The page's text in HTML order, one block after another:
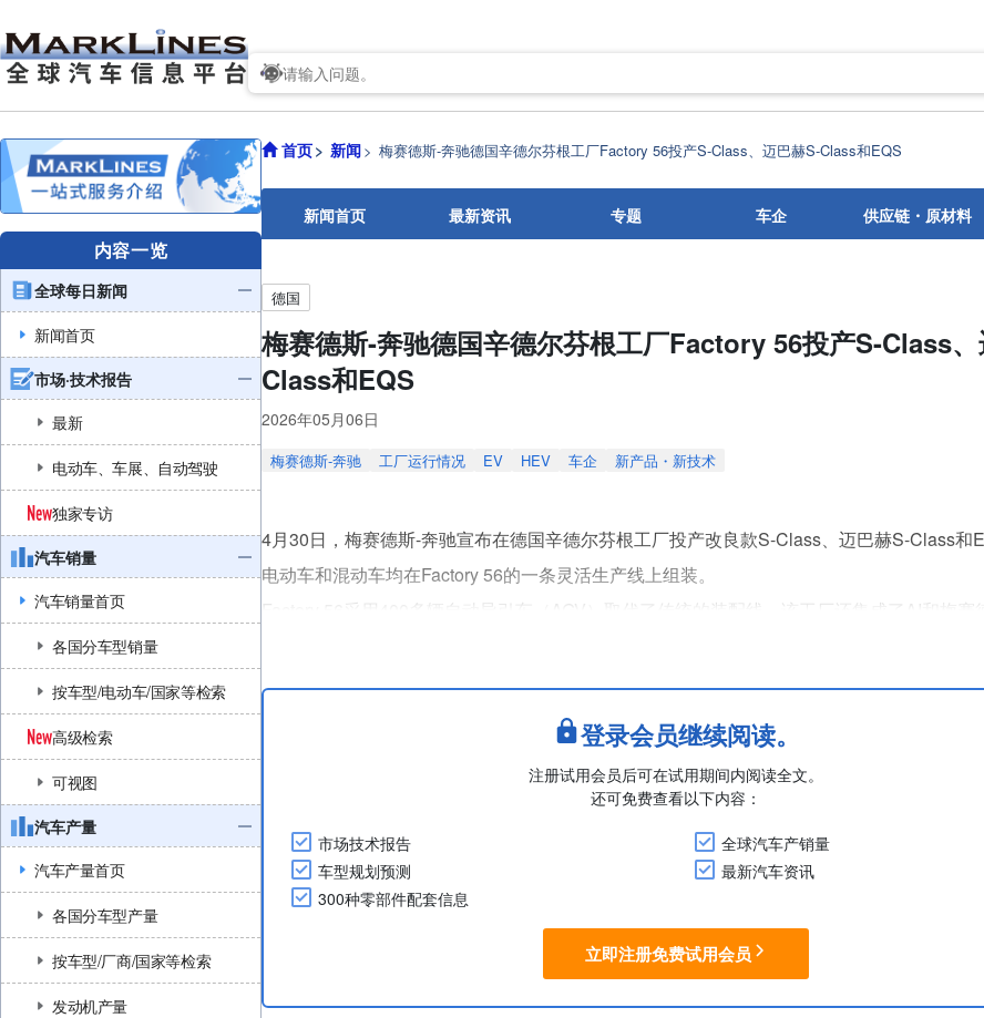
内容一览
全球每日新闻
新闻首页
市场·技术报告
最新
电动车、车展、自动驾驶
独家专访
汽车销量
汽车销量首页
各国分车型销量
按车型/电动车/国家等检索
高级检索
可视图
汽车产量
汽车产量首页
各国分车型产量
按车型/厂商/国家等检索
发动机产量
首页 新闻 梅赛德斯-奔驰德国辛德尔芬根工厂Factory 56投产S-Class、迈巴赫S-Class和EQS
新闻首页 最新资讯 专题 车企 供应链・原材料
德国
梅赛德斯-奔驰德国辛德尔芬根工厂Factory 56投产S-Class
Class和EQS
2026年05月06日
梅赛德斯-奔驰 工厂运行情况 EV HEV 车企 新产品・新技术
4月30日，梅赛德斯-奔驰宣布在德国辛德尔芬根工厂投产改良款S-Class、迈巴赫S-Class和
电动车和混动车均在Factory 56的一条灵活生产线上组装。
Factory 56采用400多辆自动导引车（AGV）取代了传统的装配线。该工厂还集成了AI和梅赛
登录会员继续阅读。
注册试用会员后可在试用期间内阅读全文。
还可免费查看以下内容：
市场技术报告
全球汽车产销量
车型规划预测
最新汽车资讯
300种零部件配套信息
立即注册免费试用会员